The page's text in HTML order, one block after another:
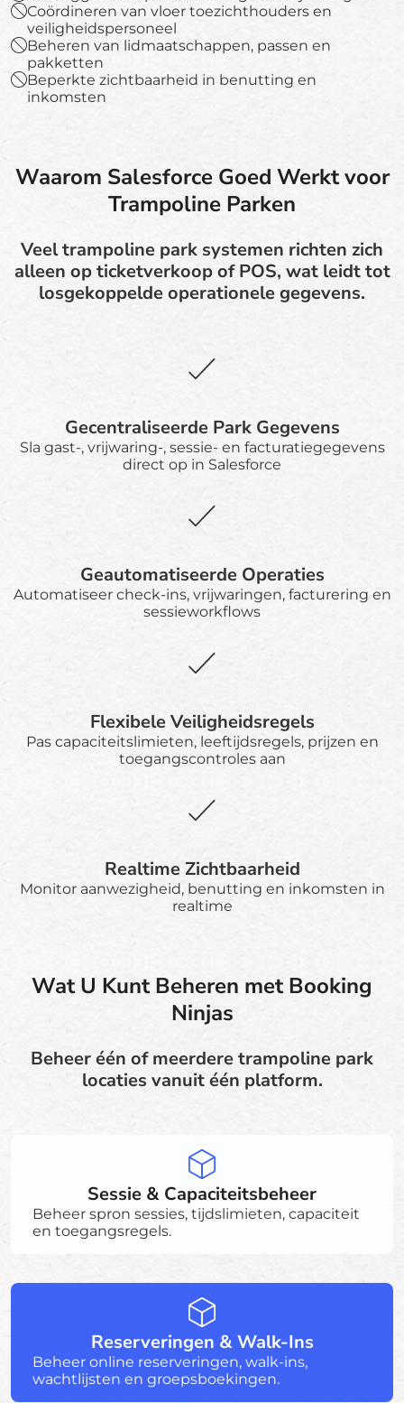
Coördineren van vloer toezichthouders en
veiligheidspersoneel
Beheren van lidmaatschappen, passen en
pakketten
Beperkte zichtbaarheid in benutting en
inkomsten
Waarom Salesforce Goed Werkt voor
Trampoline Parken
Veel trampoline park systemen richten zich
alleen op ticketverkoop of POS, wat leidt tot
losgekoppelde operationele gegevens.
Gecentraliseerde Park Gegevens
Sla gast-, vrijwaring-, sessie- en facturatiegegevens
direct op in Salesforce
Geautomatiseerde Operaties
Automatiseer check-ins, vrijwaringen, facturering en
sessieworkflows
Flexibele Veiligheidsregels
Pas capaciteitslimieten, leeftijdsregels, prijzen en
toegangscontroles aan
Realtime Zichtbaarheid
Monitor aanwezigheid, benutting en inkomsten in
realtime
Wat U Kunt Beheren met Booking
Ninjas
Beheer één of meerdere trampoline park
locaties vanuit één platform.
Sessie & Capaciteitsbeheer
Beheer spron sessies, tijdslimieten, capaciteit
en toegangsregels.
Reserveringen & Walk-Ins
Beheer online reserveringen, walk-ins,
wachtlijsten en groepsboekingen.